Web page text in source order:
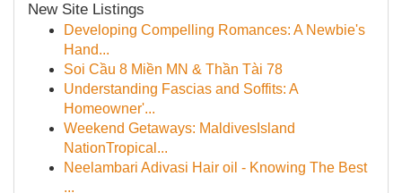
New Site Listings
Developing Compelling Romances: A Newbie's
Hand...
Soi Cầu 8 Miền MN & Thần Tài 78
Understanding Fascias and Soffits: A
Homeowner'...
Weekend Getaways: MaldivesIsland
NationTropical...
Neelambari Adivasi Hair oil - Knowing The Best
...